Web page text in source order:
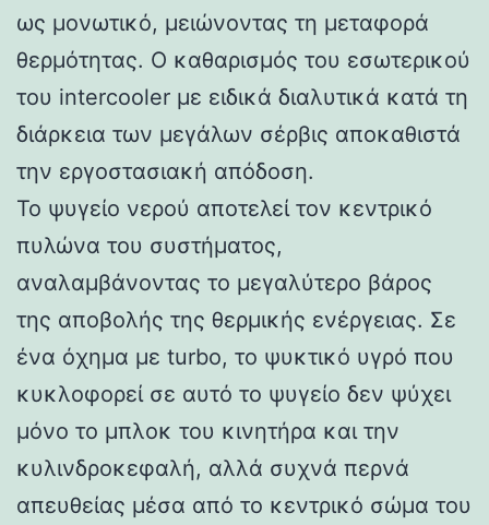
ως μονωτικό, μειώνοντας τη μεταφορά
θερμότητας. Ο καθαρισμός του εσωτερικού
του intercooler με ειδικά διαλυτικά κατά τη
διάρκεια των μεγάλων σέρβις αποκαθιστά
την εργοστασιακή απόδοση.
Το ψυγείο νερού αποτελεί τον κεντρικό
πυλώνα του συστήματος,
αναλαμβάνοντας το μεγαλύτερο βάρος
της αποβολής της θερμικής ενέργειας. Σε
ένα όχημα με turbo, το ψυκτικό υγρό που
κυκλοφορεί σε αυτό το ψυγείο δεν ψύχει
μόνο το μπλοκ του κινητήρα και την
κυλινδροκεφαλή, αλλά συχνά περνά
απευθείας μέσα από το κεντρικό σώμα του